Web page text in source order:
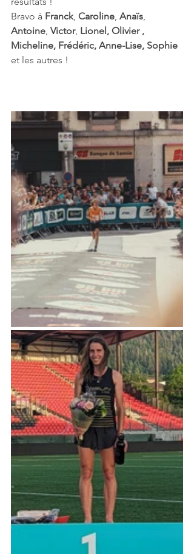
Bravo à Franck, Caroline, Anaïs,
Antoine, Victor, Lionel, Olivier ,
Micheline, Frédéric, Anne-Lise, Sophie
et les autres !